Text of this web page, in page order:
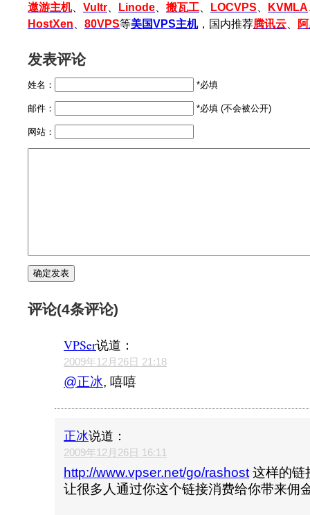
遨游主机、 Vultr Linode 搬瓦工 LOCVPS KVMLA
HostXen
80VPS等美国VPS主机，国内推荐腾讯云
发表评论
姓名： *必填
邮件： *必填 (不会被公开)
网站：
评论(4条评论)
VPSer说道：
2009年12月26日 21:18
@正冰, 嘻嘻
正冰说道：
2009年12月26日 16:11
http://www.vpser.net/go/rashost这样的链
让很多人通过你这个链接消费给你带来佣